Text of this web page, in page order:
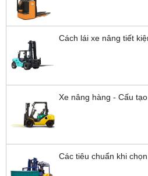
Cách lái xe nâng tiết
Xe nâng hàng - Cấu
Các tiêu chuẩn khi